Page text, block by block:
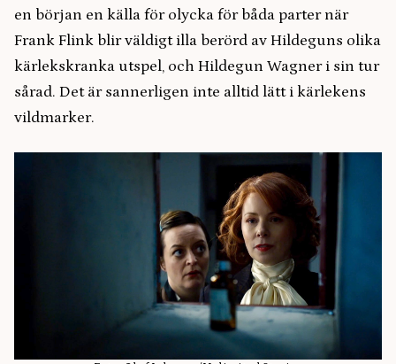
en början en källa för olycka för båda parter när
Frank Flink blir väldigt illa berörd av Hildeguns olika
kärlekskranka utspel, och Hildegun Wagner i sin tur
sårad. Det är sannerligen inte alltid lätt i kärlekens
vildmarker.